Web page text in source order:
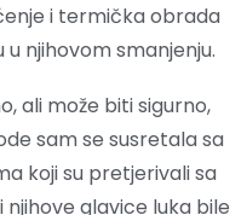
i termička obrada
njihovom smanjenju.
ali može biti sigurno,
sam se susretala sa
koji su pretjerivali sa
glavice luka bile